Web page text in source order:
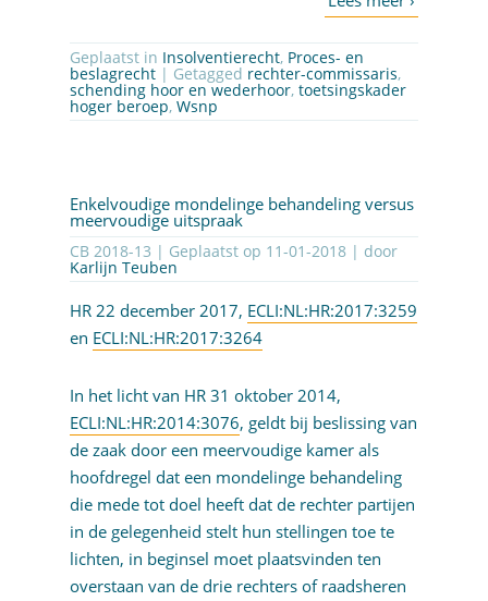
Geplaatst in Insolventierecht, Proces- en
beslagrecht | Getagged rechter-commissaris,
schending hoor en wederhoor, toetsingskader
hoger beroep, Wsnp
Enkelvoudige mondelinge behandeling versus
meervoudige uitspraak
CB 2018-13 | Geplaatst op 11-01-2018| door
Karlijn Teuben
HR 22 december 2017, ECLI:NL:HR:2017:3259
en ECLI:NL:HR:2017:3264
In het licht van HR 31 oktober 2014,
ECLI:NL:HR:2014:3076, geldt bij beslissing van
de zaak door een meervoudige kamer als
hoofdregel dat een mondelinge behandeling
die mede tot doel heeft dat de rechter partijen
in de gelegenheid stelt hun stellingen toe te
lichten, in beginsel moet plaatsvinden ten
overstaan van de drie rechters of raadsheren